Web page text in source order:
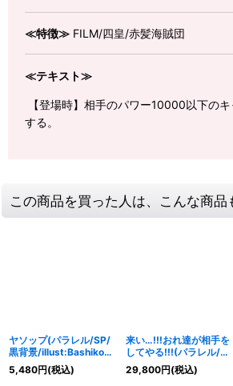
≪特徴≫ FILM/四皇/赤髪海賊団
≪テキスト≫
【登場時】相手のパワー10000以下の
する。
この商品を買った人は、こんな商品
ヤソップ(パラレル/SP/
黒背景/illust:Bashikou)
【SP】{OP09-
013[OP12]}
5,480円(税込)
来い…!!!おれ達が相手を
してやる!!!(パラレル/漫
画絵)【R/P】{OP09-
020}
29,800円(税込)